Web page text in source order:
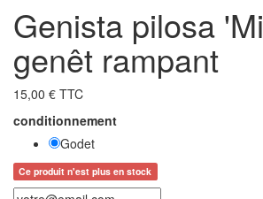
Genista pilosa
genêt rampant
15,00 € TTC
conditionnement
Godet
Ce produit n'est plus en stock